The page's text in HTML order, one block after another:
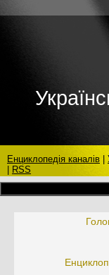
Енциклопедія каналів
RSS